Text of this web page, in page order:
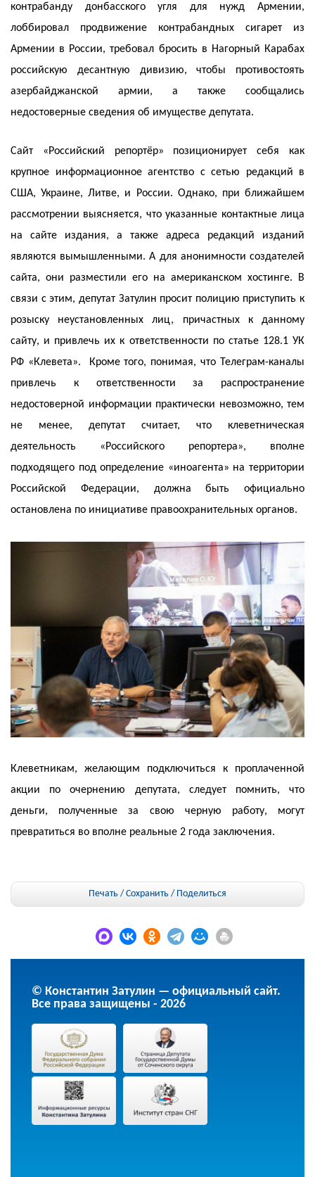
контрабанду донбасского угля для нужд Армении,
лоббировал продвижение контрабандных сигарет из
Армении в России, требовал бросить в Нагорный Карабах
российскую десантную дивизию, чтобы противостоять
азербайджанской армии, а также сообщались
недостоверные сведения об имуществе депутата.
Сайт «Российский репортёр» позиционирует себя как
крупное информационное агентство с сетью редакций в
США, Украине, Литве, и России. Однако, при ближайшем
рассмотрении выясняется, что указанные контактные лица
на сайте издания, а также адреса редакций изданий
являются вымышленными. А для анонимности создателей
сайта, они разместили его на американском хостинге. В
связи с этим, депутат Затулин просит полицию приступить к
розыску неустановленных лиц, причастных к данному
сайту, и привлечь их к ответственности по статье 128.1 УК
РФ «Клевета». Кроме того, понимая, что Телеграм-каналы
привлечь к ответственности за распространение
недостоверной информации практически невозможно, тем
не менее, депутат считает, что клеветническая
деятельность «Российского репортера», вполне
подходящего под определение «иноагента» на территории
Российской Федерации, должна быть официально
остановлена по инициативе правоохранительных органов.
Клеветникам, желающим подключиться к проплаченной
акции по очернению депутата, следует помнить, что
деньги, полученные за свою черную работу, могут
превратиться во вполне реальные 2 года заключения.
Печать / Сохранить / Поделиться
© Константин Затулин — официальный сайт.
Все права защищены - 2026